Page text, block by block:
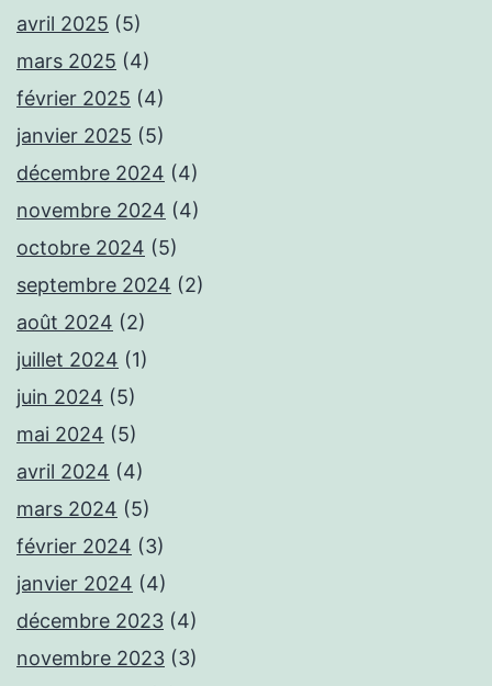
avril 2025 (5)
mars 2025 (4)
février 2025 (4)
janvier 2025 (5)
décembre 2024 (4)
novembre 2024 (4)
octobre 2024 (5)
septembre 2024 (2)
août 2024 (2)
juillet 2024 (1)
juin 2024 (5)
mai 2024 (5)
avril 2024 (4)
mars 2024 (5)
février 2024 (3)
janvier 2024 (4)
décembre 2023 (4)
novembre 2023 (3)